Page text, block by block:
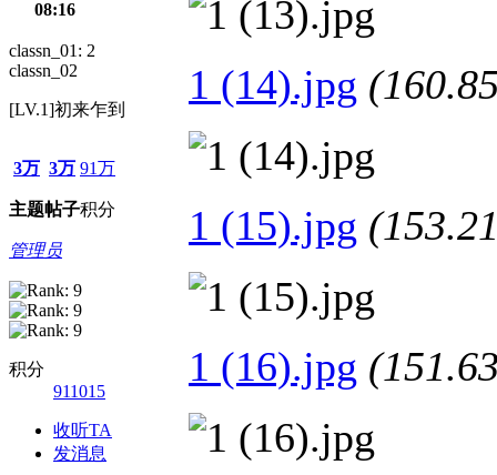
08:16
classn_01: 2
classn_02
[LV.1]初来乍到
3万
主题
3万
帖子
91万
积分
管理员
积分
911015
收听TA
发消息
1 (14).jpg
1 (15).jpg
1 (16).jpg